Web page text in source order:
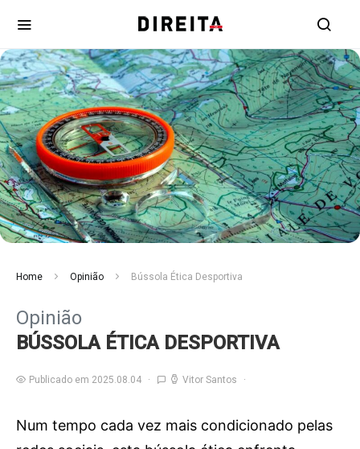
Home Opinião Bússola Ética Desportiva
Opinião
BÚSSOLA ÉTICA DESPORTIVA
Publicado em 2025.08.04 Vitor Santos
Num tempo cada vez mais condicionado pelas